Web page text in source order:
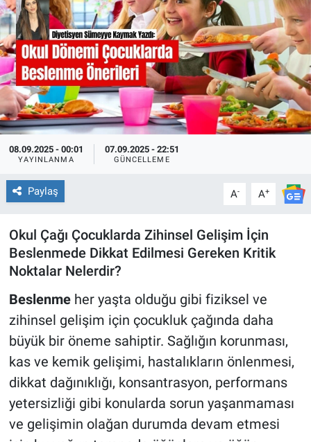
08.09.2025 - 00:01
YAYINLANMA
07.09.2025 - 22:51
GÜNCELLEME
Paylaş A- A+
Okul Çağı Çocuklarda Zihinsel Gelişim İçin
Beslenmede Dikkat Edilmesi Gereken Kritik
Noktalar Nelerdir?
Beslenme her yaşta olduğu gibi fiziksel ve
zihinsel gelişim için çocukluk çağında daha
büyük bir öneme sahiptir. Sağlığın korunması,
kas ve kemik gelişimi, hastalıkların önlenmesi,
dikkat dağınıklığı, konsantrasyon, performans
yetersizliği gibi konularda sorun yaşanmaması
ve gelişimin olağan durumda devam etmesi
EĞİTİM
ÖZEL HABER
POLİTİKA
SAĞLIK
SPOR
TEKNOLOJİ